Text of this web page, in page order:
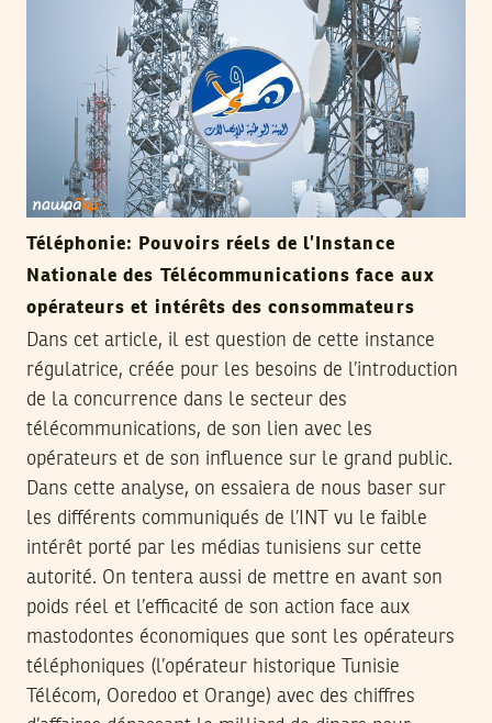
Téléphonie: Pouvoirs réels de l’Instance
Nationale des Télécommunications face aux
opérateurs et intérêts des consommateurs
Dans cet article, il est question de cette instance
régulatrice, créée pour les besoins de l’introduction
de la concurrence dans le secteur des
télécommunications, de son lien avec les
opérateurs et de son influence sur le grand public.
Dans cette analyse, on essaiera de nous baser sur
les différents communiqués de l’INT vu le faible
intérêt porté par les médias tunisiens sur cette
autorité. On tentera aussi de mettre en avant son
poids réel et l’efficacité de son action face aux
mastodontes économiques que sont les opérateurs
téléphoniques (l’opérateur historique Tunisie
Télécom, Ooredoo et Orange) avec des chiffres